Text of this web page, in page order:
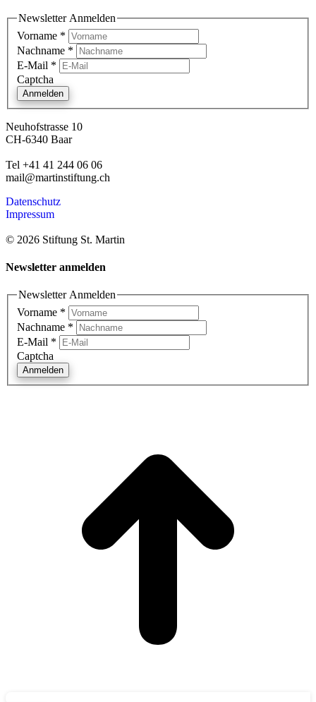
Newsletter Anmelden
Vorname *
Nachname *
E-Mail *
Captcha
Anmelden
Neuhofstrasse 10
CH-6340 Baar
Tel +41 41 244 06 06
mail@martinstiftung.ch
Datenschutz
Impressum
© 2026 Stiftung St. Martin
Newsletter anmelden
Newsletter Anmelden
Vorname *
Nachname *
E-Mail *
Captcha
Anmelden